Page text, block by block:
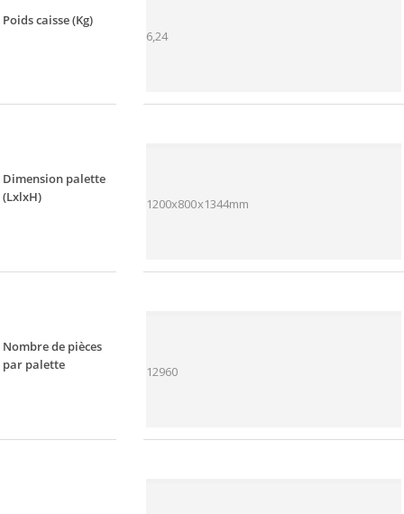
Poids caisse (Kg)
6,24
Dimension palette
(LxlxH)
1200x800x1344mm
Nombre de pièces
par palette
12960